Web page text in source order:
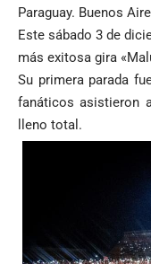
Paraguay. Buenos
Este sábado 3 de
más exitosa gira
Su primera parada
fanáticos asistieron
lleno total.